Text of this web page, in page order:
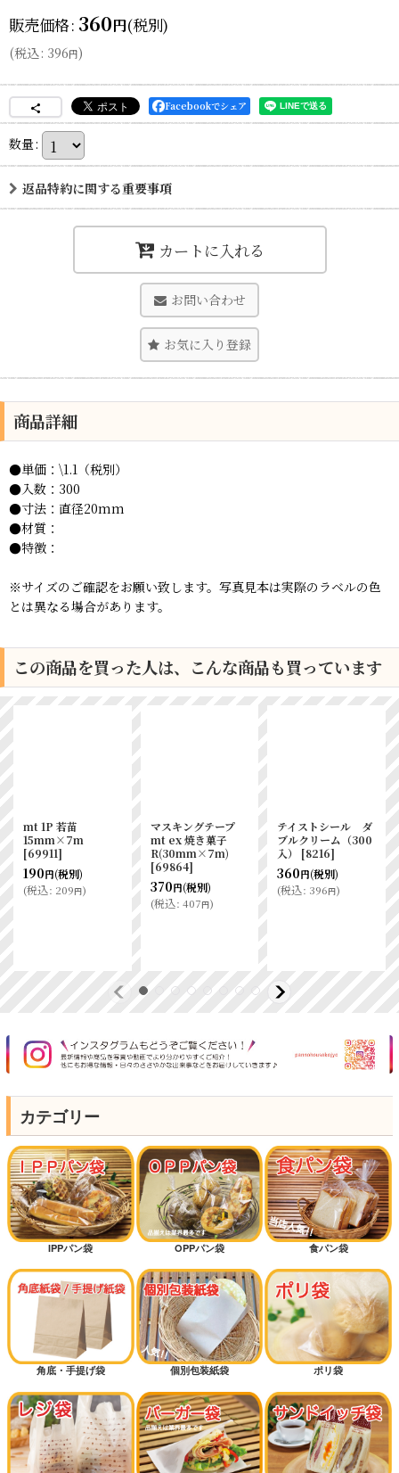
販売価格: 360円(税別)
(税込: 396円)
Facebookでシェア
数量:
返品特約に関する重要事項
カートに入れる
お問い合わせ
お気に入り登録
商品詳細
●単価：\1.1（税別）
●入数：300
●寸法：直径20mm
●材質：
●特徴：
※サイズのご確認をお願い致します。写真見本は実際のラベルの色
とは異なる場合があります。
この商品を買った人は、こんな商品も買っています
mt 1P 若苗
15mm×7m
[69911]
190円(税別)
(税込: 209円)
マスキングテープ
mt ex 焼き菓子
R(30mm×7m)
[69864]
370円(税別)
(税込: 407円)
テイストシール ダ
ブルクリーム（300
入）
[8216]
360円(税別)
(税込: 396円)
カテゴリー
IPPパン袋 OPPパン袋 食パン袋
角底・手提げ袋 個別包装紙袋 ポリ袋